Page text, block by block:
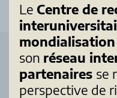
Le Centre de
son réseau
partenaires se
perspective de